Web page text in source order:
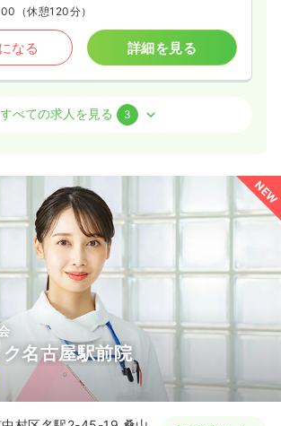
）
正看護師 / 管理職 一般病院
）
8休以上
担当業務未経験可
上可
なる 詳細を見る
（休憩120分）
なる 詳細を見る
)正・准看護師
/月 賞与3.8ヶ月
オンコールあり
ブランク可
になる
師
） 一時募集休止
すべての求人を見る 3
NEW
名古屋駅前院